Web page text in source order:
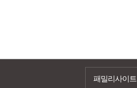
패밀리사이트